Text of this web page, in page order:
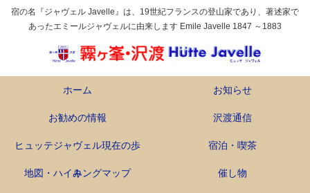
宿の名『ジャヴェル Javelle』は、19世紀フランスの登山家であり、著述家で
あったエミールジャヴェルに由来します Emile Javelle 1847 ～1883
ホーム お知らせ
お勧めの情報 沢渡通信
ヒュッテジャヴェル現在の歩
み
宿泊・喫茶
地図・ハイキングマップ 催し物